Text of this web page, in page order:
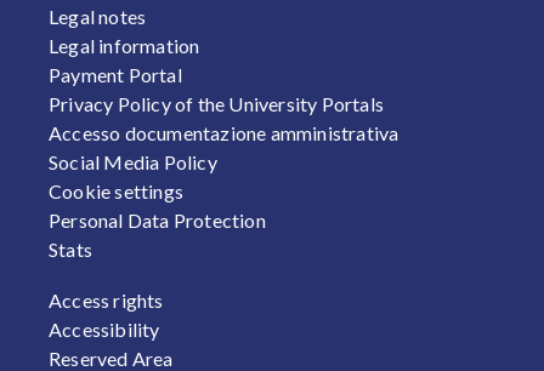
Legal notes
Legal information
Payment Portal
Privacy Policy of the University Portals
Accesso documentazione amministrativa
Social Media Policy
Cookie settings
Personal Data Protection
Stats
FOOTER 2
Access rights
Accessibility
Reserved Area